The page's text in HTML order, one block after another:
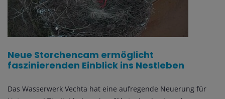
Neue Storchencam ermöglicht
faszinierenden Einblick ins Nestleben
Das Wasserwerk Vechta hat eine aufregende Neuerung für